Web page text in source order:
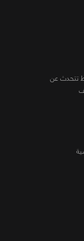
تتحدث عن